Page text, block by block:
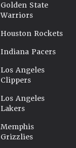
Golden State
Warriors
Houston Rockets
Indiana Pacers
Los Angeles
Clippers
Los Angeles
Lakers
Memphis
Grizzlies